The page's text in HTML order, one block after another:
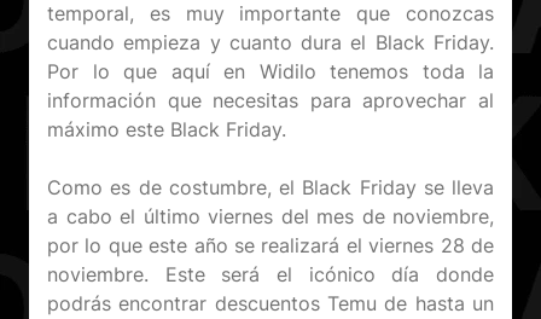
temporal, es muy importante que conozcas
cuando empieza y cuanto dura el Black Friday.
Por lo que aquí en Widilo tenemos toda la
información que necesitas para aprovechar al
máximo este Black Friday.
Como es de costumbre, el Black Friday se lleva
a cabo el último viernes del mes de noviembre,
por lo que este año se realizará el viernes 28 de
noviembre. Este será el icónico día donde
podrás encontrar descuentos Temu de hasta un